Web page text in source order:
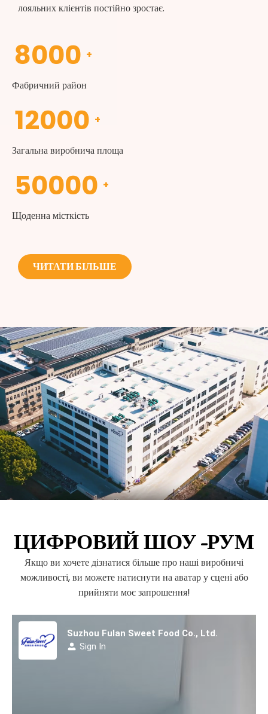
лояльних клієнтів постійно зростає.
8000 +
Фабричний район
12000 +
Загальна виробнича площа
50000 +
Щоденна місткість
ЧИТАТИ БІЛЬШЕ
ЦИФРОВИЙ ШОУ-РУМ
Якщо ви хочете дізнатися більше про наші виробничі
можливості, ви можете натиснути на аватар у сцені або
прийняти моє запрошення!